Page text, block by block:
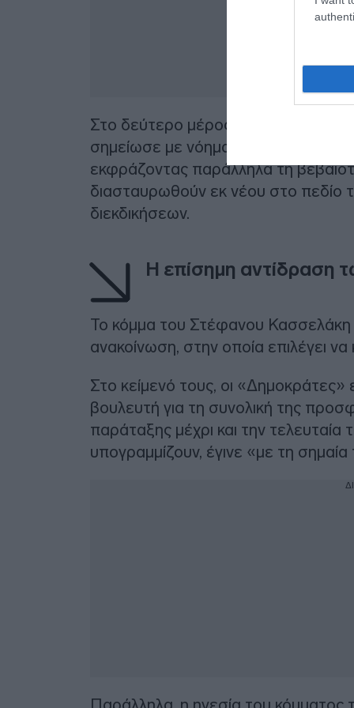
Στο δεύτερο μέρος, απευθυνόμενη
σημείωσε με νόημα ότι μέσα από
εκφράζοντας παράλληλα τη
διασταυρωθούν εκ νέου στο πεδίο
διεκδικήσεων.
Η επίσημη αντίδραση
Το κόμμα του Στέφανου
ανακοίνωση, στην οποία επιλέγει
Στο κείμενό τους, οι «Δημοκράτες»
βουλευτή για τη συνολική της
παράταξης μέχρι και την
υπογραμμίζουν, έγινε «με τη
Παράλληλα, η ηγεσία του κόμματος